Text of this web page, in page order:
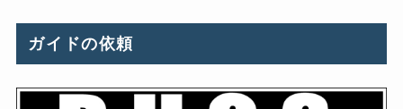
ガイドの依頼